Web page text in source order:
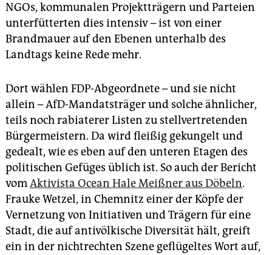
NGOs, kommunalen Projektträgern und Parteien
unterfütterten dies intensiv – ist von einer
Brandmauer auf den Ebenen unterhalb des
Landtags keine Rede mehr.
Dort wählen FDP-Abgeordnete – und sie nicht
allein – AfD-Mandatsträger und solche ähnlicher,
teils noch rabiaterer Listen zu stellvertretenden
Bürgermeistern. Da wird fleißig gekungelt und
gedealt, wie es eben auf den unteren Etagen des
politischen Gefüges üblich ist. So auch der Bericht
vomAktivista Ocean Hale Meißner aus Döbeln.
Frauke Wetzel, in Chemnitz einer der Köpfe der
Vernetzung von Initiativen und Trägern für eine
Stadt, die auf antivölkische ­Diversität hält, greift
ein in der nichtrechten Szene geflügeltes Wort auf,